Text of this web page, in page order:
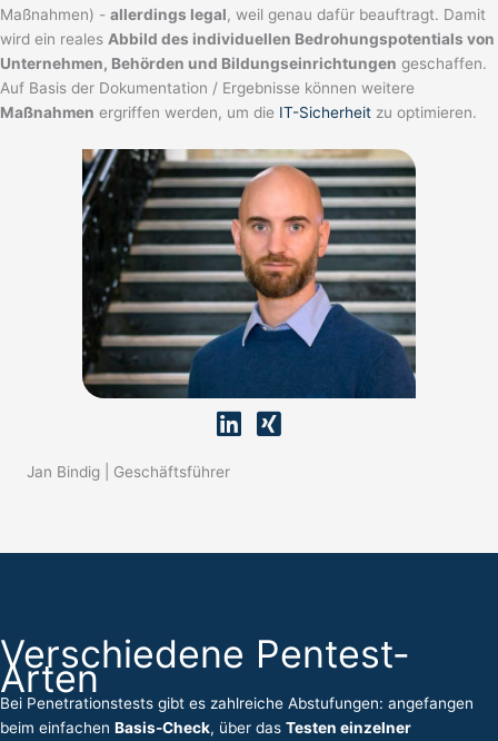
Maßnahmen) - allerdings legal, weil genau dafür beauftragt. Damit
wird ein reales Abbild des individuellen Bedrohungspotentials von
Unternehmen, Behörden und Bildungseinrichtungen geschaffen.
Auf Basis der Dokumentation / Ergebnisse können weitere
Maßnahmen ergriffen werden, um die IT-Sicherheit zu optimieren.
Jan Bindig | Geschäftsführer
Verschiedene Pentest-
Arten
Bei Penetrationstests gibt es zahlreiche Abstufungen: angefangen
beim einfachen Basis-Check, über das Testen einzelner